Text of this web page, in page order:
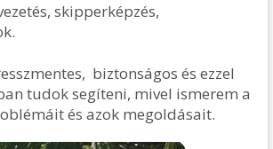
skipperképzés,
biztonságos és ezzel
tudok segíteni, mivel ismerem a
és azok megoldásait.